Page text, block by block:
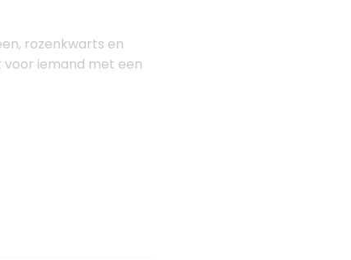
rozenkwarts en
voor iemand met een